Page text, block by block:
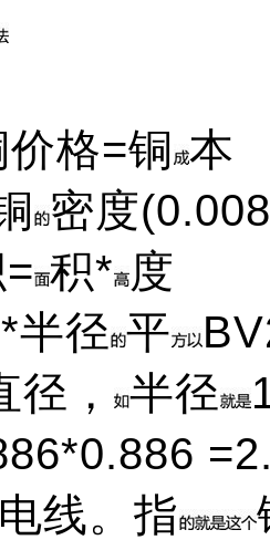
格=铜 本
密度
积* 度
半径 平
径， 半径
线。指